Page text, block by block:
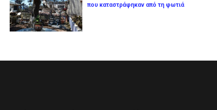
που καταστράφηκαν από τη φωτιά